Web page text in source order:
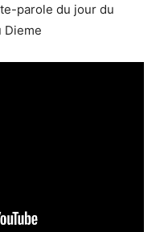
parole du jour du
Dieme